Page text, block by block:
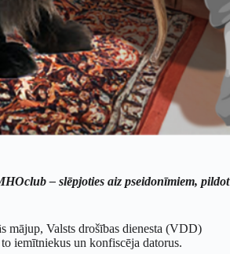
– slēpjoties aiz pseidonīmiem, pildot
mājup, Valsts drošības dienesta (VDD)
iemītniekus un konfiscēja datorus.